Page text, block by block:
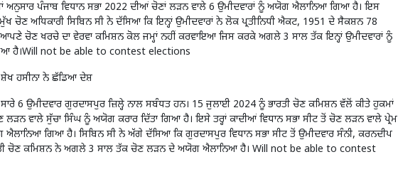
ਅਨੁਸਾਰ ਪੰਜਾਬ ਵਿਧਾਨ ਸਭਾ 2022 ਦੀਆਂ ਚੋਣਾਂ ਲੜਨ ਵਾਲੇ 6 ਉਮੀਦਵਾਰਾਂ ਨੂੰ ਅਯੋਗ ਐਲਾਨਿਆ ਗਿਆ ਹੈ। ਇਸ
ਚੋਣ ਅਧਿਕਾਰੀ ਸਿਬਿਨ ਸੀ ਨੇ ਦੱਸਿਆ ਕਿ ਇਨ੍ਹਾਂ ਉਮੀਦਵਾਰਾਂ ਨੇ ਲੋਕ ਪ੍ਰਤੀਨਿਧੀ ਐਕਟ, 1951 ਦੇ ਸੈਕਸ਼ਨ 78
ਚੋਣ ਖਰਚੇ ਦਾ ਵੇਰਵਾ ਕਮਿਸ਼ਨ ਕੋਲ ਜਮ੍ਹਾਂ ਨਹੀਂ ਕਰਵਾਇਆ ਜਿਸ ਕਰਕੇ ਅਗਲੇ 3 ਸਾਲ ਤੱਕ ਇਨ੍ਹਾਂ ਉਮੀਦਵਾਰਾਂ ਨੂੰ
ਹੈ।Will not be able to contest elections
ਹਸੀਨਾ ਨੇ ਛੱਡਿਆ ਦੇਸ਼
6 ਉਮੀਦਵਾਰ ਗੁਰਦਾਸਪੁਰ ਜ਼ਿਲ੍ਹੇ ਨਾਲ ਸਬੰਧਤ ਹਨ। 15 ਜੁਲਾਈ 2024 ਨੂੰ ਭਾਰਤੀ ਚੋਣ ਕਮਿਸ਼ਨ ਵੱਲੋਂ ਕੀਤੇ ਹੁਕਮਾਂ
ਲੜਨ ਵਾਲੇ ਸੁੱਚਾ ਸਿੰਘ ਨੂੰ ਅਯੋਗ ਕਰਾਰ ਦਿੱਤਾ ਗਿਆ ਹੈ। ਇਸੇ ਤਰ੍ਹਾਂ ਕਾਦੀਆਂ ਵਿਧਾਨ ਸਭਾ ਸੀਟ ਤੋਂ ਚੋਣ ਲੜਨ ਵਾਲੇ ਪ੍ਰੇਮ
ਗਿਆ ਹੈ। ਸਿਬਿਨ ਸੀ ਨੇ ਅੱਗੇ ਦੱਸਿਆ ਕਿ ਗੁਰਦਾਸਪੁਰ ਵਿਧਾਨ ਸਭਾ ਸੀਟ ਤੋਂ ਉਮੀਦਵਾਰ ਸੰਨੀ, ਕਰਨਦੀਪ
ਚੋਣ ਕਮਿਸ਼ਨ ਨੇ ਅਗਲੇ 3 ਸਾਲ ਤੱਕ ਚੋਣ ਲੜਨ ਦੇ ਅਯੋਗ ਐਲਾਨਿਆ ਹੈ। Will not be able to contest